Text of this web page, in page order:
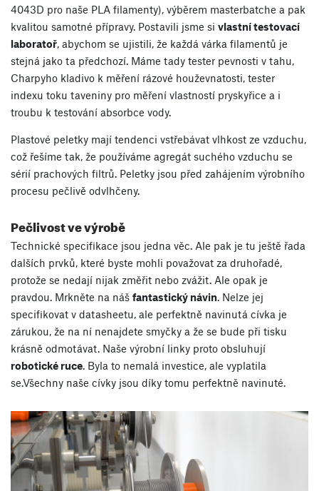
4043D pro naše PLA filamenty), výběrem masterbatche a pak
kvalitou samotné přípravy. Postavili jsme si vlastní testovací
laboratoř, abychom se ujistili, že každá várka filamentů je
stejná jako ta předchozí. Máme tady tester pevnosti v tahu,
Charpyho kladivo k měření rázové houževnatosti, tester
indexu toku taveniny pro měření vlastností pryskyřice a i
troubu k testování absorbce vody.
Plastové peletky mají tendenci vstřebávat vlhkost ze vzduchu,
což řešíme tak, že používáme agregát suchého vzduchu se
sérií prachových filtrů. Peletky jsou před zahájením výrobního
procesu pečlivě odvlhčeny.
Pečlivost ve výrobě
Technické specifikace jsou jedna věc. Ale pak je tu ještě řada
dalších prvků, které byste mohli považovat za druhořadé,
protože se nedají nijak změřit nebo zvážit. Ale opak je
pravdou. Mrkněte na náš fantastický návin. Nelze jej
specifikovat v datasheetu, ale perfektně navinutá cívka je
zárukou, že na ní nenajdete smyčky a že se bude při tisku
krásně odmotávat. Naše výrobní linky proto obsluhují
robotické ruce. Byla to nemalá investice, ale vyplatila
se.Všechny naše cívky jsou díky tomu perfektně navinuté.